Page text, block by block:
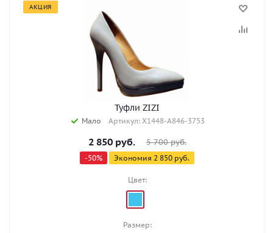
АКЦИЯ
Туфли ZIZI
Мало Артикул: X1448-A846-3753
2 850руб. 5 700руб.
-50% Экономия 2 850 руб.
Цвет:
Размер: